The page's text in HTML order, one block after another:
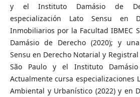
y el Instituto Damásio de
especialización Lato Sensu en
Inmobiliarios por la Facultad IBMEC
Damásio de Derecho (2020); y
Sensu en Derecho Notarial y
São Paulo y el Instituto Damásio
Actualmente cursa especializaciones
Ambiental y Urbanístico (2022) y en